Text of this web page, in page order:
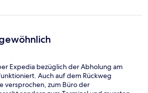
Expedia bezüglich der Abholung am
Auch auf dem Rückweg
versprochen, zum Büro der